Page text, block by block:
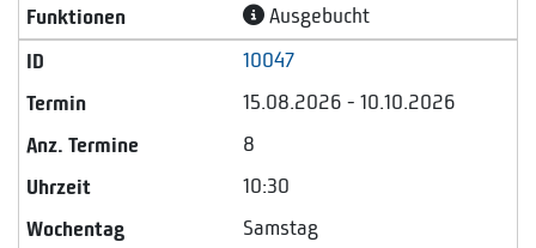
Ausgebucht
10047
15.08.2026 - 10.10.2026
8
10:30
Samstag